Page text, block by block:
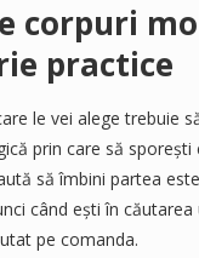
corpuri
practice
le vei alege trebuie
prin care să sporești
să îmbini partea
când ești în căutarea
pe comanda.